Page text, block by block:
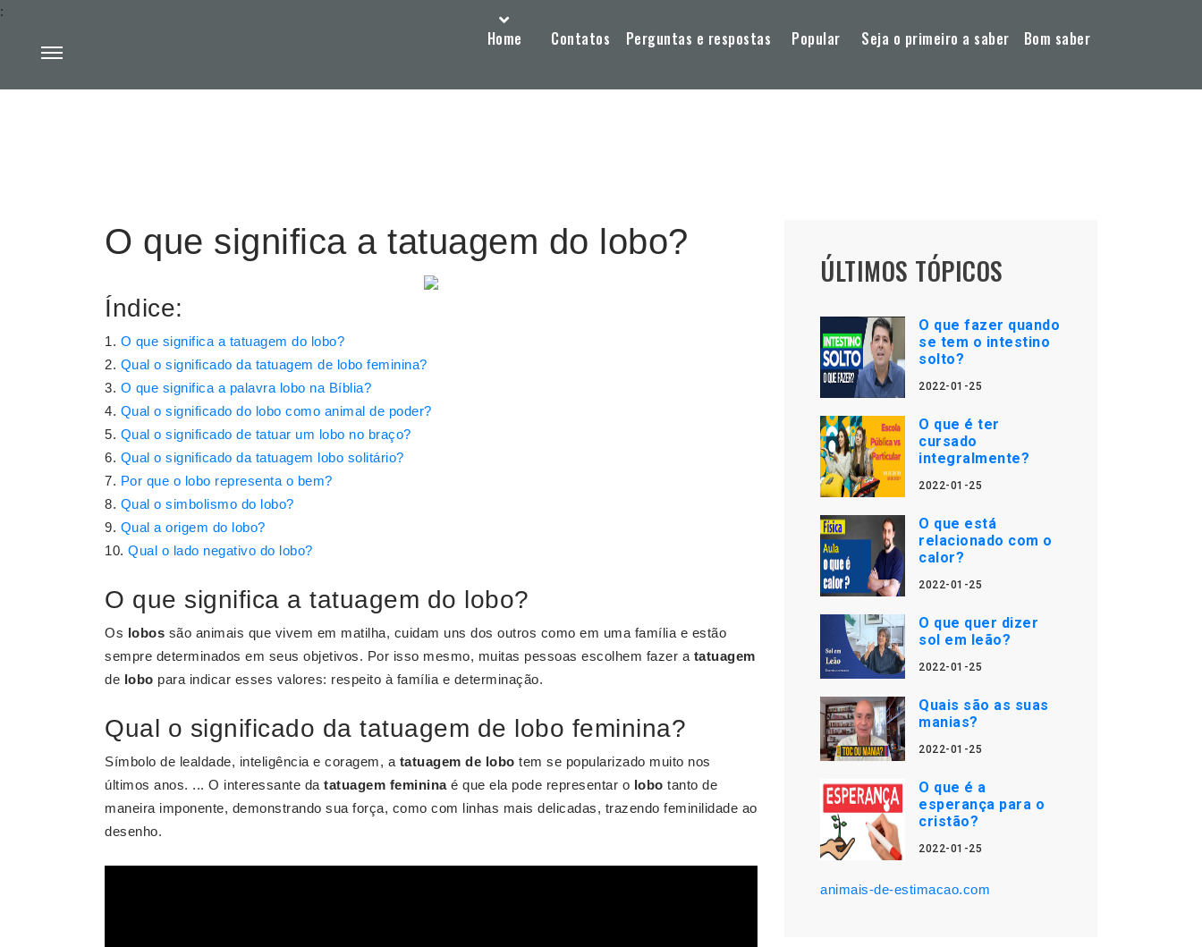
Home Contatos Perguntas e respostas Popular Seja o primeiro a saber Bom saber
:
O que significa a tatuagem do lobo?
Índice:
O que significa a tatuagem do lobo?
Qual o significado da tatuagem de lobo feminina?
O que significa a palavra lobo na Bíblia?
Qual o significado do lobo como animal de poder?
Qual o significado de tatuar um lobo no braço?
Qual o significado da tatuagem lobo solitário?
Por que o lobo representa o bem?
Qual o simbolismo do lobo?
Qual a origem do lobo?
Qual o lado negativo do lobo?
O que significa a tatuagem do lobo?
Os lobos são animais que vivem em matilha, cuidam uns dos outros como em uma família e estão
sempre determinados em seus objetivos. Por isso mesmo, muitas pessoas escolhem fazer a tatuagem
de lobo para indicar esses valores: respeito à família e determinação.
Qual o significado da tatuagem de lobo feminina?
Símbolo de lealdade, inteligência e coragem, a tatuagem de lobo tem se popularizado muito nos
últimos anos. ... O interessante da tatuagem femininaé que ela pode representar o lobo tanto de
maneira imponente, demonstrando sua força, como com linhas mais delicadas, trazendo feminilidade ao
desenho.
ÚLTIMOS TÓPICOS
O que fazer quando
se tem o intestino
solto?
2022-01-25
O que é ter
cursado
integralmente?
2022-01-25
O que está
relacionado com o
calor?
2022-01-25
O que quer dizer
sol em leão?
2022-01-25
Quais são as suas
manias?
2022-01-25
O que é a
esperança para o
cristão?
2022-01-25
animais-de-estimacao.com